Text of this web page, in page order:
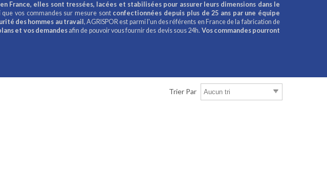
France, elles sont tressées, lacées et stabilisées pour assurer leurs dimensions dans le
vos commandes sur mesure sont confectionnées depuis plus de 25 ans par une équipe
des hommes au travail , AGRISPOR est parmi l'un des référents en France de la fabrication de
et vos demandesafin de pouvoir vous fournir des devis sous 24h. Vos commandes pourront
Trier Par